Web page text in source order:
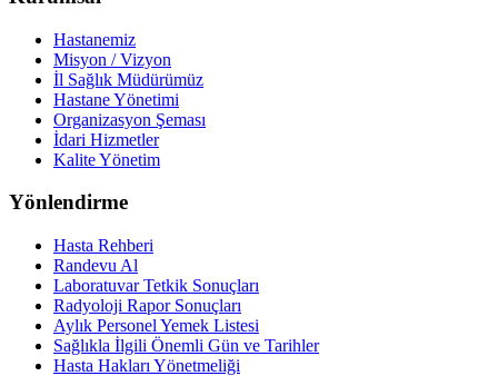
Hastanemiz
Misyon / Vizyon
İl Sağlık Müdürümüz
Hastane Yönetimi
Organizasyon Şeması
İdari Hizmetler
Kalite Yönetim
Yönlendirme
Hasta Rehberi
Randevu Al
Laboratuvar Tetkik Sonuçları
Radyoloji Rapor Sonuçları
Aylık Personel Yemek Listesi
Sağlıkla İlgili Önemli Gün ve Tarihler
Hasta Hakları Yönetmeliği